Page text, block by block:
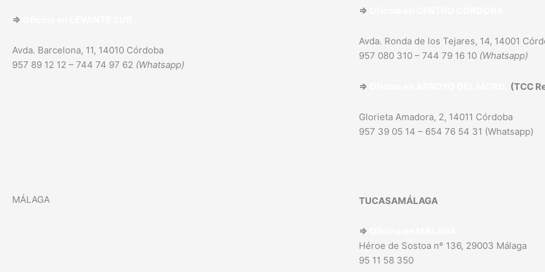
⇒
Avda. Barcelona, 11, 14010 Córdoba
957 89 12 12 – 744 74 97 62 (Whatsapp)
⇒
Avda. Ronda de los Tejares, 14, 14001
957 080 310 – 744 79 16 10 (Whatsapp)
⇒ (TCC
Glorieta Amadora, 2, 14011 Córdoba
957 39 05 14 – 654 76 54 31 (Whatsapp)
MÁLAGA TUCASAMÁLAGA
⇒
Héroe de Sostoa nº 136, 29003 Málaga
95 11 58 350